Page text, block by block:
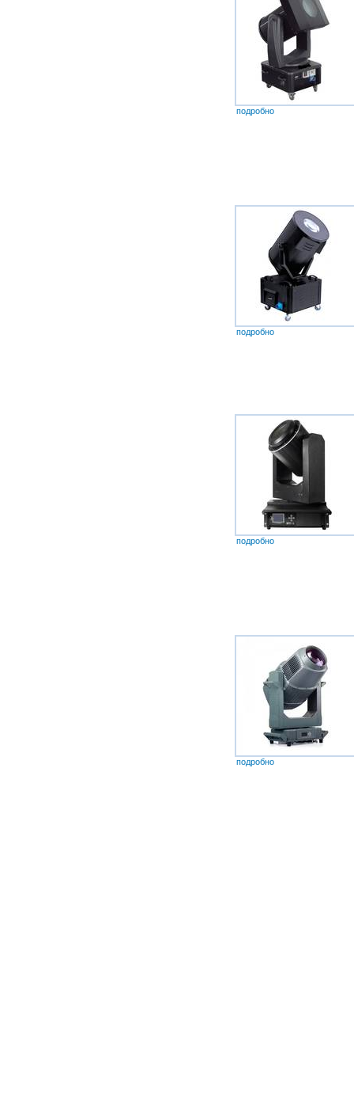
подробно
подробно
подробно
подробно